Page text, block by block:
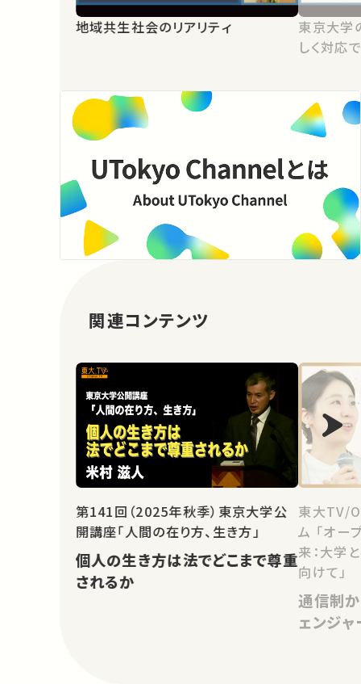
地域共生社会のリアリティ
東京大学
しく対応
関連コンテンツ
第141回（2025年秋季）東京大学公
開講座「人間の在り方、生き方」
個人の生き方は法でどこまで尊重
されるか
東大TV/
ム 「オー
来：大学
向けて」
通信制
ェンジャ